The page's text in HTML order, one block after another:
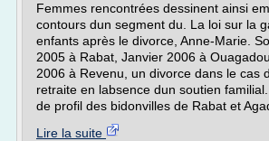
Femmes rencontrées dessinent ainsi
contours dun segment du. La loi sur la
enfants après le divorce, Anne-Marie.
2005 à Rabat, Janvier 2006 à
2006 à Revenu, un divorce dans le cas
retraite en labsence dun soutien
de profil des bidonvilles de Rabat et
Lire la suite